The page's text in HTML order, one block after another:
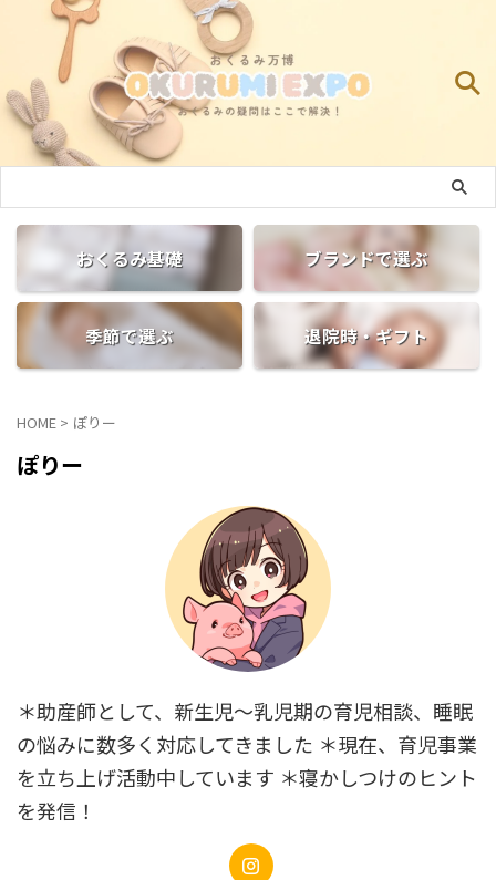
おくるみ基礎 ブランドで選ぶ
季節で選ぶ 退院時・ギフト
HOME > ぽりー
ぽりー
＊助産師として、新生児～乳児期の育児相談、睡眠
の悩みに数多く対応してきました ＊現在、育児事業
を立ち上げ活動中しています ＊寝かしつけのヒント
を発信！